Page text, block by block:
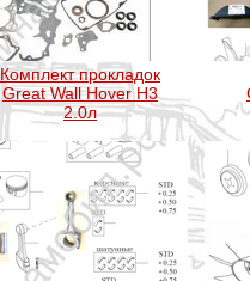
Комплект прокладок
Great Wall Hover H3
2.0л